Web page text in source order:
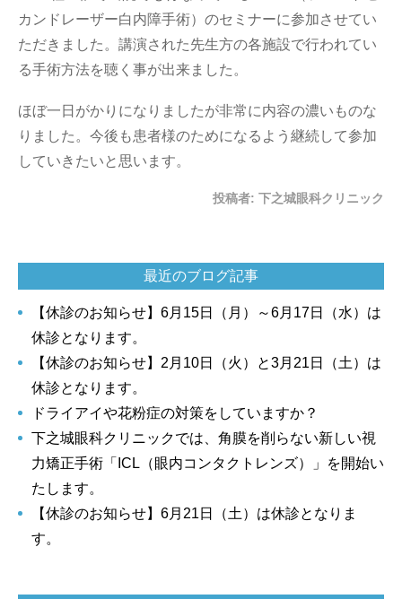
カンドレーザー白内障手術）のセミナーに参加させてい
ただきました。講演された先生方の各施設で行われてい
る手術方法を聴く事が出来ました。
ほぼ一日がかりになりましたが非常に内容の濃いものな
りました。今後も患者様のためになるよう継続して参加
していきたいと思います。
投稿者: 下之城眼科クリニック
最近のブログ記事
【休診のお知らせ】6月15日（月）～6月17日（水）は
休診となります。
【休診のお知らせ】2月10日（火）と3月21日（土）は
休診となります。
ドライアイや花粉症の対策をしていますか？
下之城眼科クリニックでは、角膜を削らない新しい視
力矯正手術「ICL（眼内コンタクトレンズ）」を開始い
たします。
【休診のお知らせ】6月21日（土）は休診となりま
す。